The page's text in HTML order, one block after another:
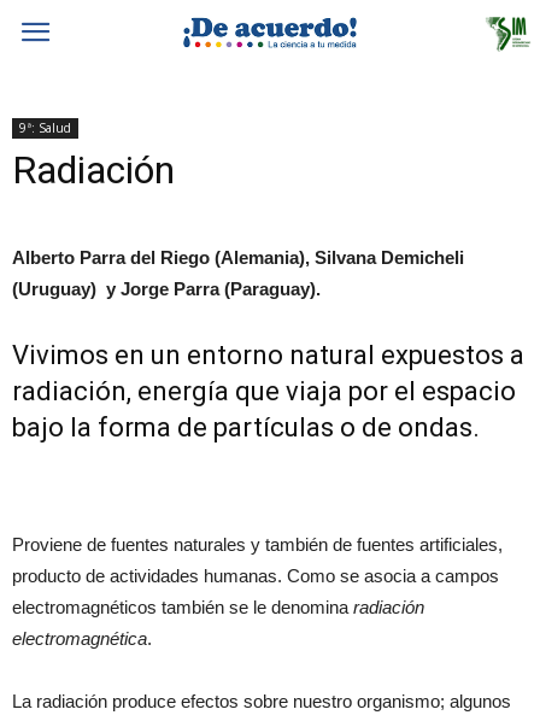
9ª: Salud
Radiación
Alberto Parra del Riego (Alemania), Silvana Demicheli
(Uruguay) y Jorge Parra (Paraguay).
Vivimos en un entorno natural expuestos a
radiación, energía que viaja por el espacio
bajo la forma de partículas o de ondas.
Proviene de fuentes naturales y también de fuentes artificiales,
producto de actividades humanas. Como se asocia a campos
electromagnéticos también se le denomina radiación
electromagnética.
La radiación produce efectos sobre nuestro organismo; algunos